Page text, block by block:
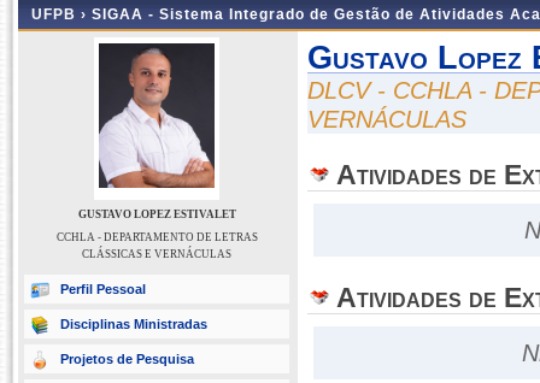
UFPB › SIGAA - Sistema Integrado de Gestão de Atividades
GUSTAVO LOPEZ ESTIVALET
CCHLA - DEPARTAMENTO DE LETRAS
CLÁSSICAS E VERNÁCULAS
Perfil Pessoal
Disciplinas Ministradas
Projetos de Pesquisa
Gustavo
DLCV - CCHLA -
VERNÁCULAS
Atividades de
Atividades de